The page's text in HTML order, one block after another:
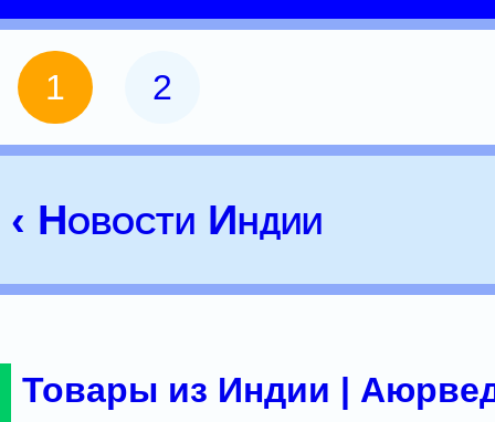
1 2
‹ Новости Индии
Товары из Индии |